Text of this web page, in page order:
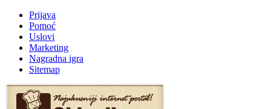
Prijava
Pomoć
Uslovi
Marketing
Nagradna igra
Sitemap